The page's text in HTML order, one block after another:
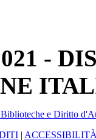
-
e Diritto
|